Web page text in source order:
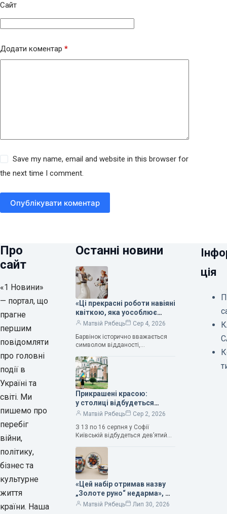
Сайт
Додати коментар *
Save my name, email and website in this browser for
the next time I comment.
Опублікувати коментар
Про
сайт
«1 Новини»
— портал, що
прагне
першим
повідомляти
про головні
події в
Україні та
світі. Ми
пишемо про
перебіг
війни,
політику,
бізнес та
культурне
життя
країни. Наша
Останні новини
«Ці прекрасні роботи навіяні
квіткою, яка уособлює
нескінченне кохання», —
Людмила Карпінська-
Романюк
Матвій Рябець
Сер 4, 2026
Барвінок історично вважається
символом відданості,
та тривалого подружнього союзу.
Саме тому ця рослина надихала і
продовжує надихати митців на
Прикрашені красою:
у столиці відбудеться
дев’ятий фестиваль
Матвій Рябець
Сер 2, 2026
З 13 по 16 серпня у Софії
Київській відбудеться дев’ятий
мистецтв Bouquet Kyiv Stage. Ця
подія традиційно…
«Цей набір отримав назву
„Золоте руно“ недарма», —
колекціонерка Людмила
Матвій Рябець Лип 30, 2026
ція